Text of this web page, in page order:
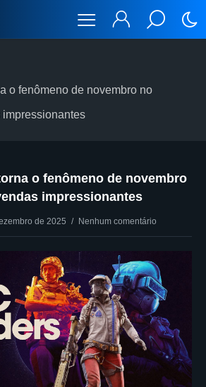
o fenômeno de novembro no
impressionantes
o fenômeno de novembro
impressionantes
de 2025 Nenhum comentário